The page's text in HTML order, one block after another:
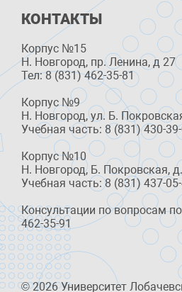
КОНТАКТЫ
Корпус №15
Н. Новгород, пр. Ленина, д 27
Тел: 8 (831) 462-35-81
Корпус №9
Н. Новгород, ул. Б.
Учебная часть: 8 (831) 430-
Корпус №10
Н. Новгород, Б. Покровская,
Учебная часть: 8 (831) 437-
Консультации по вопросам
462-35-91
© 2026 Университет